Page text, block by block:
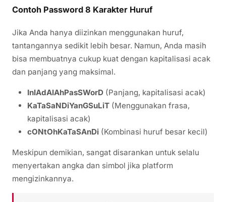
Contoh Password 8 Karakter Huruf
Jika Anda hanya diizinkan menggunakan huruf,
tantangannya sedikit lebih besar. Namun, Anda masih
bisa membuatnya cukup kuat dengan kapitalisasi acak
dan panjang yang maksimal.
InIAdAlAhPasSWorD (Panjang, kapitalisasi acak)
KaTaSaNDiYanGSuLiT (Menggunakan frasa,
kapitalisasi acak)
cONtOhKaTaSAnDi (Kombinasi huruf besar kecil)
Meskipun demikian, sangat disarankan untuk selalu
menyertakan angka dan simbol jika platform
mengizinkannya.